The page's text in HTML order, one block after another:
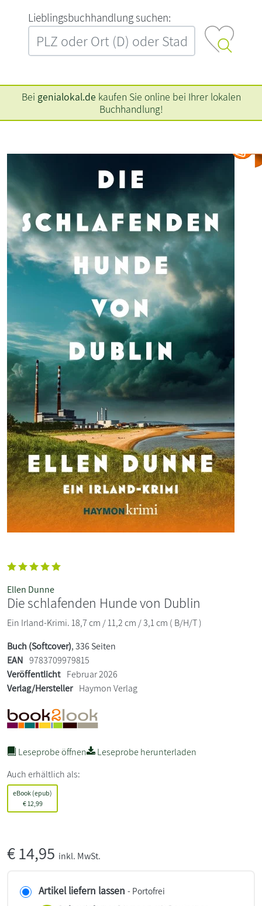
L‍i‍e‍b‍l‍i‍n‍g‍s‍b‍u‍c‍h‍h‍a‍n‍d‍l‍u‍n‍g‍ ‍s‍u‍c‍h‍e‍n‍:‍
Bei genialokal.de kaufen Sie online bei Ihrer lokalen
Buchhandlung!
Ellen Dunne
Die schlafenden Hunde von Dublin
Ein Irland-Krimi. 18,7 cm / 11,2 cm / 3,1 cm ( B/H/T )
Buch (Softcover), 336 Seiten
EAN 9783709979815
Veröffentlicht Februar 2026
Verlag/Hersteller Haymon Verlag
Leseprobe öffnen
Leseprobe herunterladen
Auch erhältlich als:
eBook (epub)
€12,99
€14,95 inkl. MwSt.
Artikel liefern lassen - Portofrei